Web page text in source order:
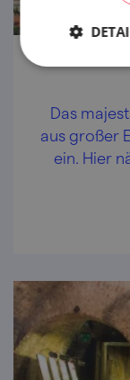
Das
aus großer
ein. Hier